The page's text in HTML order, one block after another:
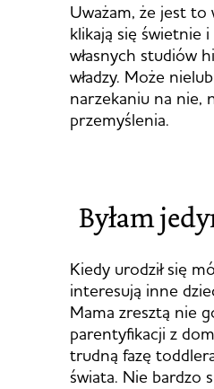
Uważam, że jest to
klikają się świetnie
własnych studiów
władzy. Może
narzekaniu na nie,
przemyślenia.
Byłam
Kiedy urodził się
interesują inne
Mama zresztą nie
parentyfikacji z
trudną fazę
świata. Nie bardzo